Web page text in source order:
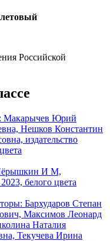
Российской